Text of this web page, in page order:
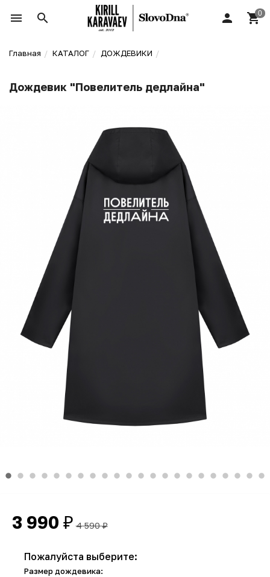
Главная КАТАЛОГ ДОЖДЕВИКИ
Дождевик "Повелитель дедлайна"
3 990 ₽ 4 590₽
Пожалуйста выберите:
Размер дождевика: